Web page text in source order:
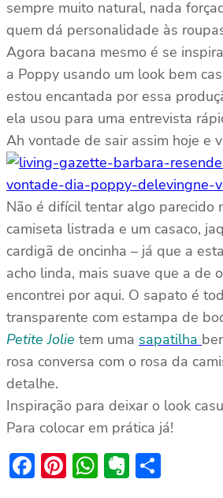
sempre muito natural, nada
quem dá personalidade às
Agora bacana mesmo é se
a Poppy usando um look bem
estou encantada por essa
ela usou para uma entrevista
Ah vontade de sair assim hoje e
Não é difícil tentar algo parecido
camiseta listrada e um casaco,
cardigã de oncinha – já que a
acho linda, mais suave que a de
encontrei por aqui. O sapato é
transparente com estampa de
Petite Jolie tem uma sapatilha
rosa conversa com o rosa da
detalhe.
Inspiração para deixar o look
Para colocar em prática já!
Facebook
Pinterest
WhatsApp
Evernote